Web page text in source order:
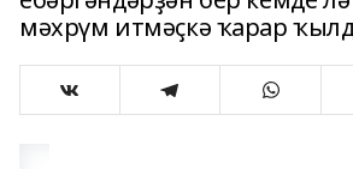
мәхрүм итмәҫкә ҡарар